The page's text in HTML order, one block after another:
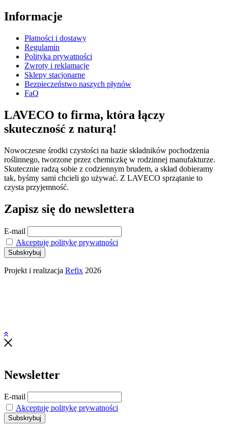
Informacje
Płatności i dostawy
Regulamin
Polityka prywatności
Zwroty i reklamacje
Sklepy stacjonarne
Bezpieczeństwo naszych płynów
FaQ
LAVECO to firma, która łączy
skuteczność z naturą!
Nowoczesne środki czystości na bazie składników pochodzenia
roślinnego, tworzone przez chemiczkę w rodzinnej manufakturze.
Skutecznie radzą sobie z codziennym brudem, a skład dobieramy
tak, byśmy sami chcieli go używać. Z LAVECO sprzątanie to
czysta przyjemność.
Zapisz się do newslettera
E-mail
Akceptuję politykę prywatności
Projekt i realizacja Refix 2026
Newsletter
E-mail
Akceptuję politykę prywatności